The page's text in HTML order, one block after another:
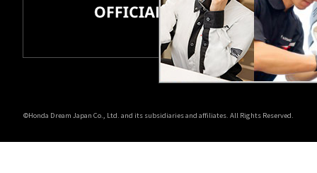
©Honda Dream Japan Co., Ltd. and its subsidiaries and affiliates. All Rights Reserved.